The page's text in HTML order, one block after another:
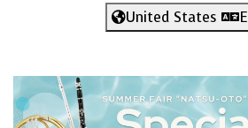
United States